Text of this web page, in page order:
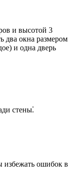
и высотой 3
два окна размером
и одна дверь
стены⁚
избежать ошибок в